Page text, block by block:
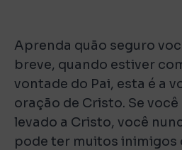
Aprenda quão seguro
breve, quando estiver
vontade do Pai, esta é a
oração de Cristo. Se
levado a Cristo, você
pode ter muitos inimigos